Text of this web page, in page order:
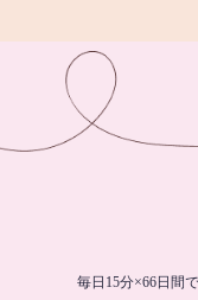
毎日15分×66日間